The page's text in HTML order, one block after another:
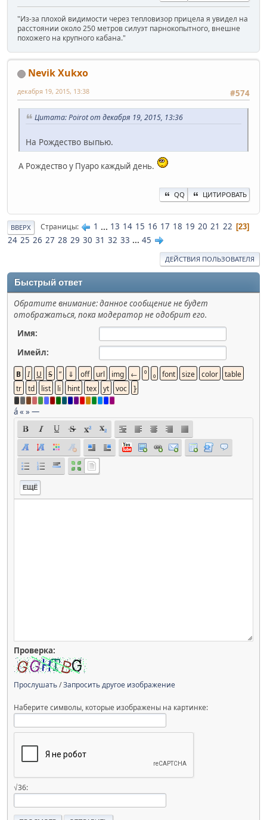
"Из-за плохой видимости через тепловизор прицела я увидел на
расстоянии около 250 метров силуэт парнокопытного, внешне
похожего на крупного кабана."
Nevik Xukxo
#574
декабря 19, 2015, 13:38
Цитата: Poirot от декабря 19, 2015, 13:36
На Рождество выпью.
А Рождество у Пуаро каждый день.
QQ ЦИТИРОВАТЬ
ВВЕРХ Страницы 1 ... 13 14 15 16 17 18 19 20 21 22 23
24 25 26 27 28 29 30 31 32 33 ... 45
ДЕЙСТВИЯ ПОЛЬЗОВАТЕЛЯ
Быстрый ответ
Обратите внимание: данное сообщение не будет
отображаться, пока модератор не одобрит его.
Имя:
Имейл:
á« »—
ЕЩЁ
Проверка:
Прослушать/Запросить другое изображение
Наберите символы, которые изображены на картинке:
√36: